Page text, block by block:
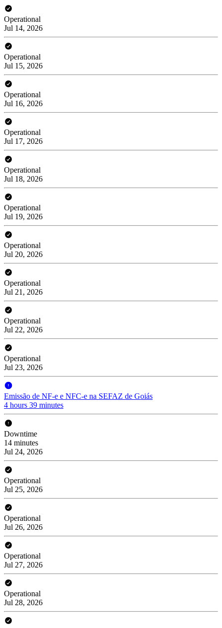
Operational
Jul 14, 2026
Operational
Jul 15, 2026
Operational
Jul 16, 2026
Operational
Jul 17, 2026
Operational
Jul 18, 2026
Operational
Jul 19, 2026
Operational
Jul 20, 2026
Operational
Jul 21, 2026
Operational
Jul 22, 2026
Operational
Jul 23, 2026
Emissão de NF-e e NFC-e na SEFAZ de Goiás
4 hours 39 minutes
Downtime
14 minutes
Jul 24, 2026
Operational
Jul 25, 2026
Operational
Jul 26, 2026
Operational
Jul 27, 2026
Operational
Jul 28, 2026